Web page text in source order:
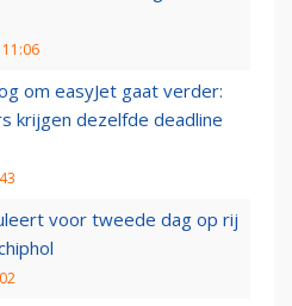
om easyJet gaat verder:
krijgen dezelfde deadline
voor tweede dag op rij